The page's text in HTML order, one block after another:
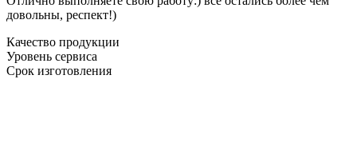
довольны, респект!)
Качество продукции
Уровень сервиса
Срок изготовления